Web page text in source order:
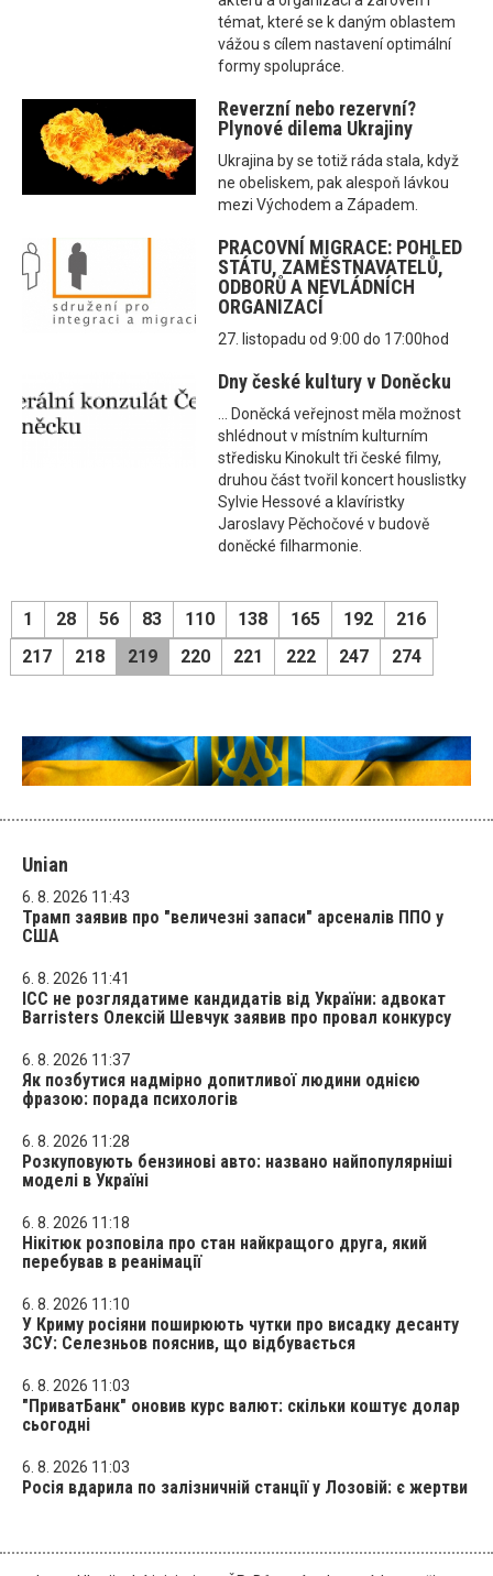
témat, které se k daným oblastem
vážou s cílem nastavení optimální
formy spolupráce.
Reverzní nebo rezervní?
Plynové dilema Ukrajiny
Ukrajina by se totiž ráda stala, když
ne obeliskem, pak alespoň lávkou
mezi Východem a Západem.
PRACOVNÍ MIGRACE: POHLED
STÁTU, ZAMĚSTNAVATELŮ,
ODBORŮ A NEVLÁDNÍCH
ORGANIZACÍ
27. listopadu od 9:00 do 17:00hod
Dny české kultury v Doněcku
... Doněcká veřejnost měla možnost
shlédnout v místním kulturním
středisku Kinokult tři české filmy,
druhou část tvořil koncert houslistky
Sylvie Hessové a klavíristky
Jaroslavy Pěchočové v budově
doněcké filharmonie.
1 28 56 83 110 138 165 192
216
217
218 219 220 221 222 247 274
Unian
6. 8. 2026 11:43
Трамп заявив про "величезні запаси" арсеналів ППО у
США
6. 8. 2026 11:41
ICC не розглядатиме кандидатів від України: адвокат
Barristers Олексій Шевчук заявив про провал конкурсу
6. 8. 2026 11:37
Як позбутися надмірно допитливої людини однією
фразою: порада психологів
6. 8. 2026 11:28
Розкуповують бензинові авто: названо найпопулярніші
моделі в Україні
6. 8. 2026 11:18
Нікітюк розповіла про стан найкращого друга, який
перебував в реанімації
6. 8. 2026 11:10
У Криму росіяни поширюють чутки про висадку десанту
ЗСУ: Селезньов пояснив, що відбувається
6. 8. 2026 11:03
"ПриватБанк" оновив курс валют: скільки коштує долар
сьогодні
6. 8. 2026 11:03
Росія вдарила по залізничній станції у Лозовій: є жертви